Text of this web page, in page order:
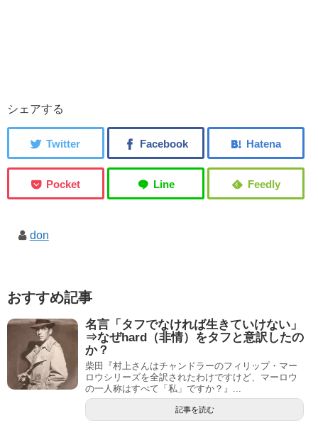
シェアする
don
おすすめ記事
名言「タフでなければ生きていけない」
⇒なぜhard（非情）をタフと意訳したの
か？
柴田『村上さんはチャンドラーのフィリップ・マー
ロウシリーズを全訳されたわけですけど、マーロウ
の一人称はすべて「私」ですか？』...
記事を読む